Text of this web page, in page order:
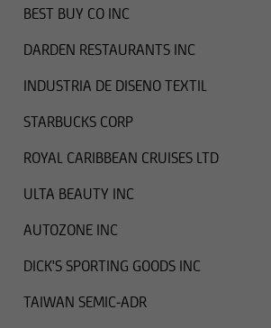
BEST BUY CO INC
DARDEN RESTAURANTS INC
INDUSTRIA DE DISENO TEXTIL
STARBUCKS CORP
ROYAL CARIBBEAN CRUISES LTD
ULTA BEAUTY INC
AUTOZONE INC
DICK'S SPORTING GOODS INC
TAIWAN SEMIC-ADR